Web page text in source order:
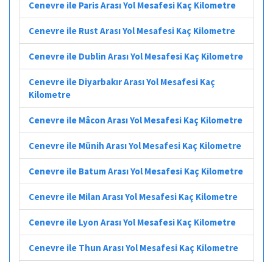
Cenevre ile Paris Arası Yol Mesafesi Kaç Kilometre
Cenevre ile Rust Arası Yol Mesafesi Kaç Kilometre
Cenevre ile Dublin Arası Yol Mesafesi Kaç Kilometre
Cenevre ile Diyarbakır Arası Yol Mesafesi Kaç
Kilometre
Cenevre ile Mâcon Arası Yol Mesafesi Kaç Kilometre
Cenevre ile Münih Arası Yol Mesafesi Kaç Kilometre
Cenevre ile Batum Arası Yol Mesafesi Kaç Kilometre
Cenevre ile Milan Arası Yol Mesafesi Kaç Kilometre
Cenevre ile Lyon Arası Yol Mesafesi Kaç Kilometre
Cenevre ile Thun Arası Yol Mesafesi Kaç Kilometre